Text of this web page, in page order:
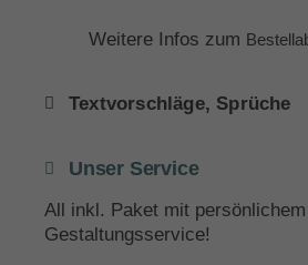
Weitere Infos zum
Textvorschläge, Sprüche
Unser Service
All inkl. Paket mit persönlichem
Gestaltungsservice!